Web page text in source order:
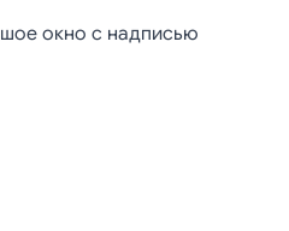
окно с надписью